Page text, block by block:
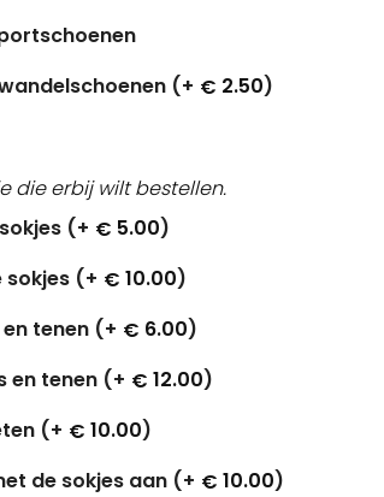
(+ € 2.50)
die erbij wilt bestellen.
(+ € 5.00)
sokjes (+ € 10.00)
tenen (+ € 6.00)
en tenen (+ € 12.00)
(+ € 10.00)
de sokjes aan (+ € 10.00)